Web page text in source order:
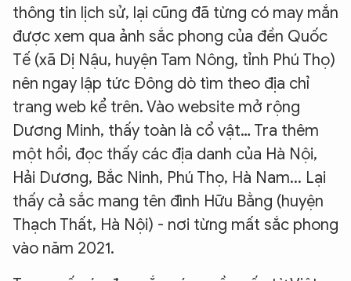
thông tin lịch sử, lại cũng đã từng có may mắn
được xem qua ảnh sắc phong của đền Quốc
Tế (xã Dị Nậu, huyện Tam Nông, tỉnh Phú Thọ)
nên ngay lập tức Đông dò tìm theo địa chỉ
trang web kể trên. Vào website mở rộng
Dương Minh, thấy toàn là cổ vật… Tra thêm
một hồi, đọc thấy các địa danh của Hà Nội,
Hải Dương, Bắc Ninh, Phú Thọ, Hà Nam... Lại
thấy cả sắc mang tên đình Hữu Bằng (huyện
Thạch Thất, Hà Nội) - nơi từng mất sắc phong
vào năm 2021.